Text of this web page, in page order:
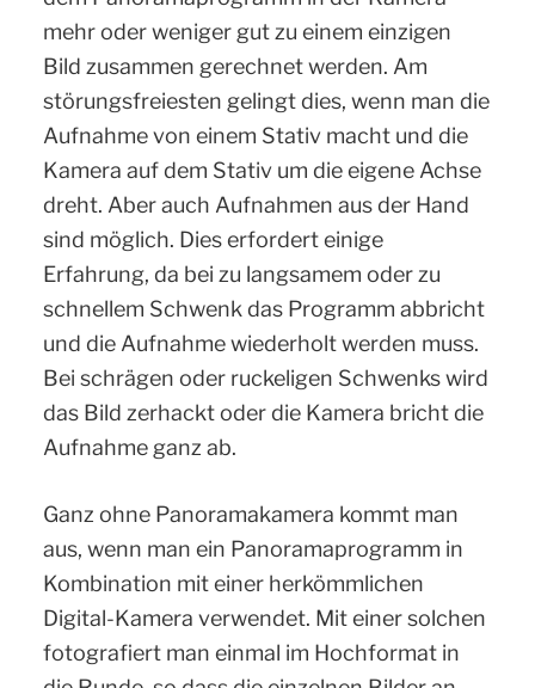
mehr oder weniger gut zu einem einzigen
Bild zusammen gerechnet werden. Am
störungsfreiesten gelingt dies, wenn man die
Aufnahme von einem Stativ macht und die
Kamera auf dem Stativ um die eigene Achse
dreht. Aber auch Aufnahmen aus der Hand
sind möglich. Dies erfordert einige
Erfahrung, da bei zu langsamem oder zu
schnellem Schwenk das Programm abbricht
und die Aufnahme wiederholt werden muss.
Bei schrägen oder ruckeligen Schwenks wird
das Bild zerhackt oder die Kamera bricht die
Aufnahme ganz ab.
Ganz ohne Panoramakamera kommt man
aus, wenn man ein Panoramaprogramm in
Kombination mit einer herkömmlichen
Digital-Kamera verwendet. Mit einer solchen
fotografiert man einmal im Hochformat in